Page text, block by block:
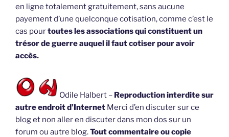
en ligne totalement gratuitement, sans aucune
payement d’une quelconque cotisation, comme c’est le
cas pourtoutes les associations qui constituent un
trésor de guerre auquel il faut cotiser pour avoir
accès.
Odile Halbert – Reproduction interdite sur
autre endroit d’Internet Merci d’en discuter sur ce
blog et non aller en discuter dans mon dos sur un
forum ou autre blog.Tout commentaire ou copie